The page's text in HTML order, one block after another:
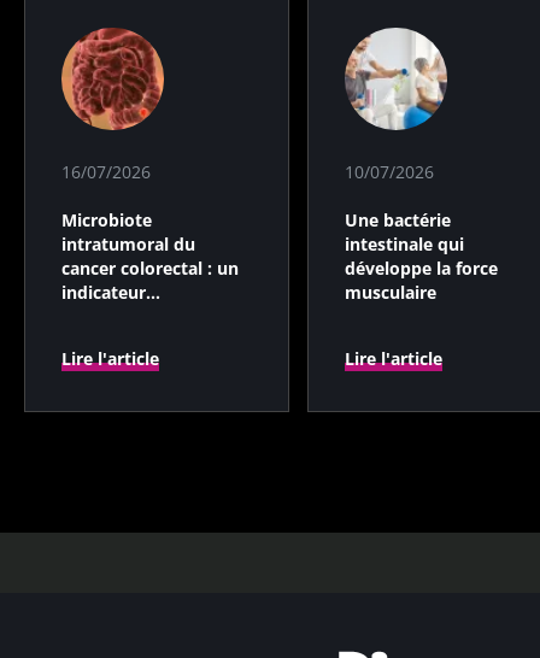
16/07/2026
Microbiote
intratumoral du
cancer colorectal : un
indicateur
Lire l'article
10/07/2026
Une bactérie
intestinale qui
développe la force
musculaire
Lire l'article